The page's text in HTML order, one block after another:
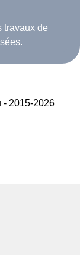
travaux de
- 2015-2026